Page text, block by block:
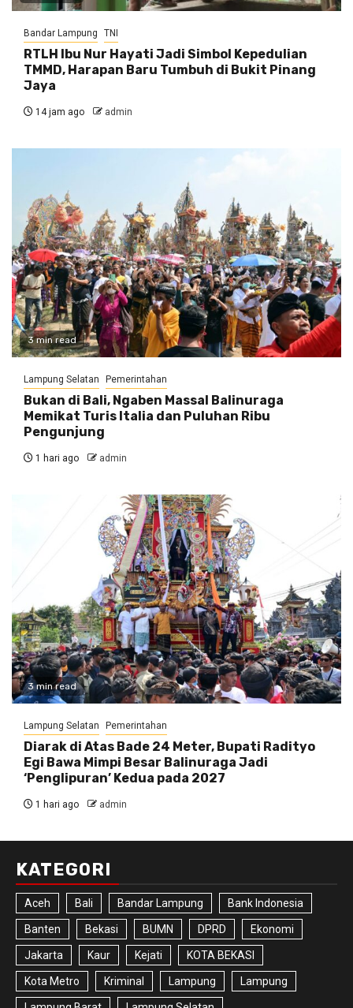
Bandar Lampung TNI
RTLH Ibu Nur Hayati Jadi Simbol Kepedulian
TMMD, Harapan Baru Tumbuh di Bukit Pinang
Jaya
14 jam ago admin
3 min read
Lampung Selatan Pemerintahan
Bukan di Bali, Ngaben Massal Balinuraga
Memikat Turis Italia dan Puluhan Ribu
Pengunjung
1 hari ago admin
3 min read
Lampung Selatan Pemerintahan
Diarak di Atas Bade 24 Meter, Bupati Radityo
Egi Bawa Mimpi Besar Balinuraga Jadi
‘Penglipuran’ Kedua pada 2027
1 hari ago admin
KATEGORI
Aceh Bali Bandar Lampung Bank Indonesia
Banten Bekasi BUMN DPRD Ekonomi
Jakarta Kaur Kejati KOTA BEKASI
Kota Metro Kriminal Lampung Lampung